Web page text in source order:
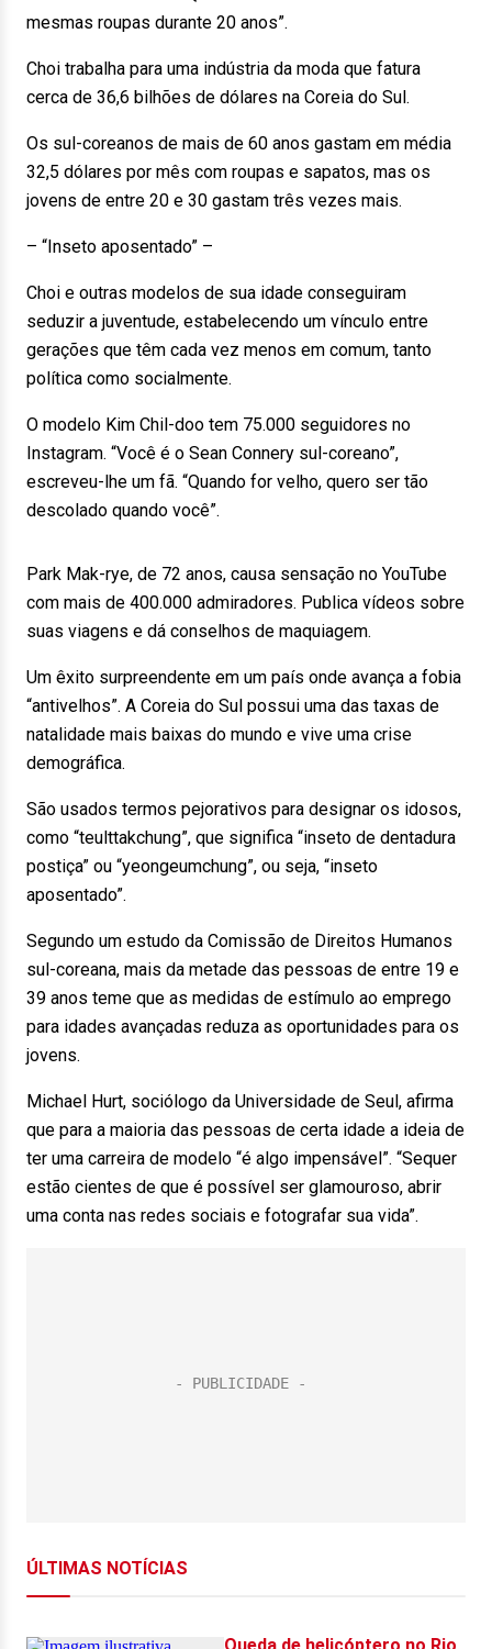
mesmas roupas durante 20 anos”.
Choi trabalha para uma indústria da moda que fatura
cerca de 36,6 bilhões de dólares na Coreia do Sul.
Os sul-coreanos de mais de 60 anos gastam em média
32,5 dólares por mês com roupas e sapatos, mas os
jovens de entre 20 e 30 gastam três vezes mais.
– “Inseto aposentado” –
Choi e outras modelos de sua idade conseguiram
seduzir a juventude, estabelecendo um vínculo entre
gerações que têm cada vez menos em comum, tanto
política como socialmente.
O modelo Kim Chil-doo tem 75.000 seguidores no
Instagram. “Você é o Sean Connery sul-coreano”,
escreveu-lhe um fã. “Quando for velho, quero ser tão
descolado quando você”.
Park Mak-rye, de 72 anos, causa sensação no YouTube
com mais de 400.000 admiradores. Publica vídeos sobre
suas viagens e dá conselhos de maquiagem.
Um êxito surpreendente em um país onde avança a fobia
“antivelhos”. A Coreia do Sul possui uma das taxas de
natalidade mais baixas do mundo e vive uma crise
demográfica.
São usados termos pejorativos para designar os idosos,
como “teulttakchung”, que significa “inseto de dentadura
postiça” ou “yeongeumchung”, ou seja, “inseto
aposentado”.
Segundo um estudo da Comissão de Direitos Humanos
sul-coreana, mais da metade das pessoas de entre 19 e
39 anos teme que as medidas de estímulo ao emprego
para idades avançadas reduza as oportunidades para os
jovens.
Michael Hurt, sociólogo da Universidade de Seul, afirma
que para a maioria das pessoas de certa idade a ideia de
ter uma carreira de modelo “é algo impensável”. “Sequer
estão cientes de que é possível ser glamouroso, abrir
uma conta nas redes sociais e fotografar sua vida”.